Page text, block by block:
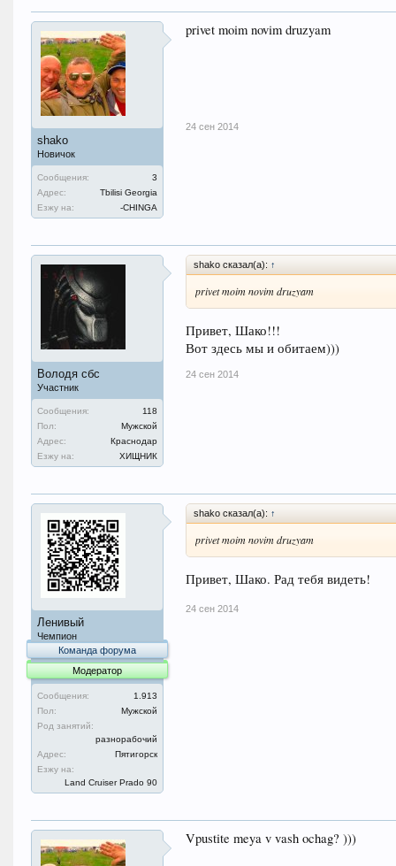
shako
Новичок
Сообщения:
3
Адрес:
Tbilisi Georgia
Езжу на:
-CHINGA
privet moim novim druzyam
24 сен 2014
Володя сбс
Участник
Сообщения:
118
Пол:
Мужской
Адрес:
Краснодар
Езжу на:
ХИЩНИК
shako сказал(а): ↑
privet moim novim druzyam
Привет, Шако!!!
Вот здесь мы и обитаем)))
24 сен 2014
Ленивый
Чемпион
Команда форума
Модератор
Сообщения:
1.913
Пол:
Мужской
Род занятий:
разнорабочий
Адрес:
Пятигорск
Езжу на:
Land Cruiser Prado 90
shako сказал(а): ↑
privet moim novim druzyam
Привет, Шако. Рад тебя видеть!
24 сен 2014
Vpustite meya v vash ochag? )))